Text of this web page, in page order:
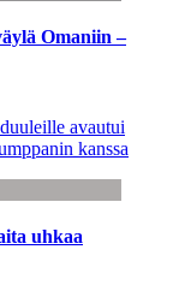
Omaniin –
avautui
kanssa
uhkaa